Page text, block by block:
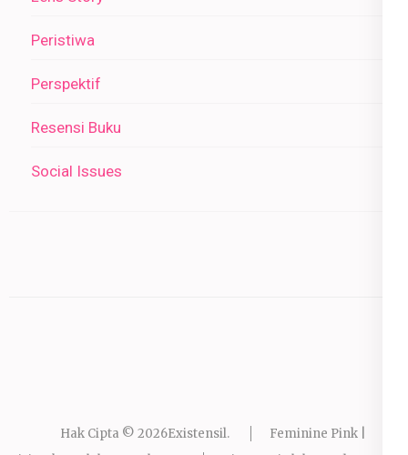
Peristiwa
Perspektif
Resensi Buku
Social Issues
Hak Cipta © 2026Existensil.
Feminine Pink |